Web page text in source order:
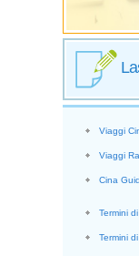
Viaggi
Viaggi
Cina
Termini
Termini